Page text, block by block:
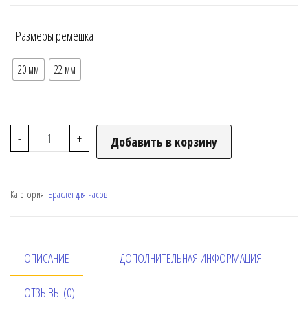
Размеры ремешка
20 мм 22 мм
- + Добавить в корзину
Категория: Браслет для часов
ОПИСАНИЕ ДОПОЛНИТЕЛЬНАЯ ИНФОРМАЦИЯ
ОТЗЫВЫ (0)